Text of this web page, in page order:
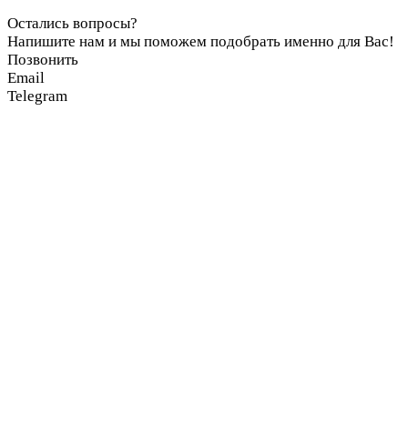
Остались вопросы?
Напишите нам и мы поможем подобрать именно для Вас!
Позвонить
Email
Telegram